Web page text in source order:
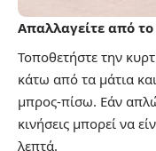
Απαλλαγείτε από
Τοποθετήστε την
κάτω από τα μάτια
μπρος-πίσω. Εάν
κινήσεις μπορεί να
λεπτά.